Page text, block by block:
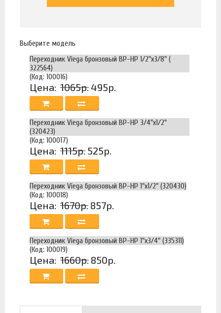
Выберите модель
Переходник Viega бронзовый ВР-НР 1/2"х3/8" (
322564)
(Код: 100016)
Цена: 1065р. 495р.
Переходник Viega бронзовый ВР-НР 3/4"х1/2"
(320423)
(Код: 100017)
Цена: 1115р. 525р.
Переходник Viega бронзовый ВР-НР 1"х1/2" (320430)
(Код: 100018)
Цена: 1670р. 857р.
Переходник Viega бронзовый ВР-НР 1"х3/4" (335311)
(Код: 100019)
Цена: 1660р. 850р.